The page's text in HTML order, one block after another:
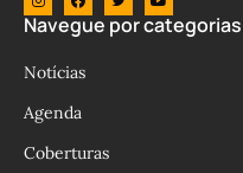
Navegue por categorias
Notícias
Agenda
Coberturas